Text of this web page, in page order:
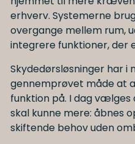
erhverv. Systemerne
overgange mellem rum,
integrere funktioner, der
Skydedørsløsninger har
gennemprøvet måde at
funktion på. I dag vælges
skal kunne mere: åbnes
skiftende behov uden